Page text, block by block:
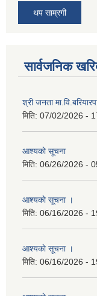
थप साम्रगी
सार्वजनिक
श्री जनता
मिति: 07/02/2026 -
आश्यकाे सूचना
मिति: 06/26/2026 -
आश्यकाे सूचना ।
मिति: 06/16/2026 -
आश्यकाे सूचना ।
मिति: 06/16/2026 -